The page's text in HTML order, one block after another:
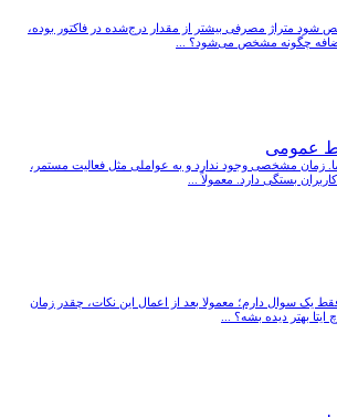
شود متراژ مصرفی بیشتر از مقدار درج‌شده در فاکتور بوده،
اضافه چگونه مشخص می‌شود؟ ...
عمومی
زمان مشخصی وجود ندارد و به عواملی مثل فعالیت مستمر،
بستگی دارد. معمولاً ...
یک سوال دارم؛ معمولا بعد از اعمال این نکات، چقدر زمان
ایتا بهتر دیده بشه؟ ...